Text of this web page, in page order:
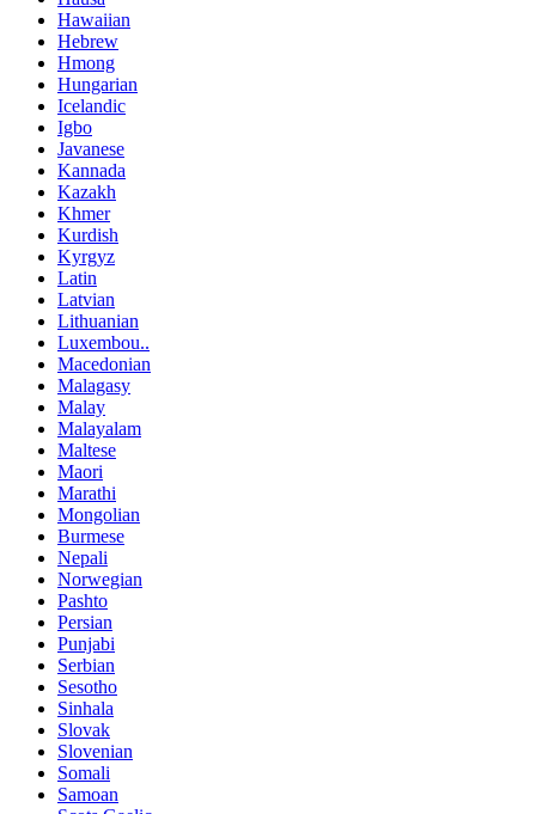
Hawaiian
Hebrew
Hmong
Hungarian
Icelandic
Igbo
Javanese
Kannada
Kazakh
Khmer
Kurdish
Kyrgyz
Latin
Latvian
Lithuanian
Luxembou..
Macedonian
Malagasy
Malay
Malayalam
Maltese
Maori
Marathi
Mongolian
Burmese
Nepali
Norwegian
Pashto
Persian
Punjabi
Serbian
Sesotho
Sinhala
Slovak
Slovenian
Somali
Samoan